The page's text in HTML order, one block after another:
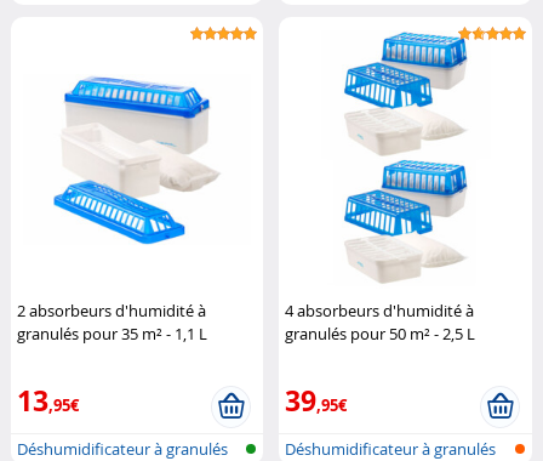
2 absorbeurs d'humidité à
granulés pour 35 m² - 1,1 L
13,95€
Déshumidificateur à granulés
4 absorbeurs d'humidité à
granulés pour 50 m² - 2,5 L
39,95€
Déshumidificateur à granulés